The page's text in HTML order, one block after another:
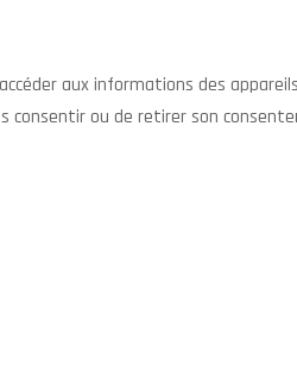
aux informations des
consentir ou de retirer son